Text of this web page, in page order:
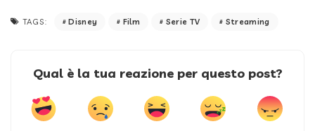
TAGS: Disney Film Serie TV Streaming
Qual è la tua reazione per questo post?